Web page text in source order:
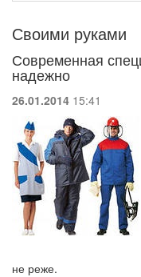
Своими руками
Современная
надежно
26.01.2014 15:41
не реже.